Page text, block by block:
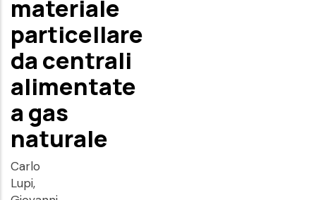
materiale
particellare
da centrali
alimentate
a gas
naturale
Carlo
Lupi,